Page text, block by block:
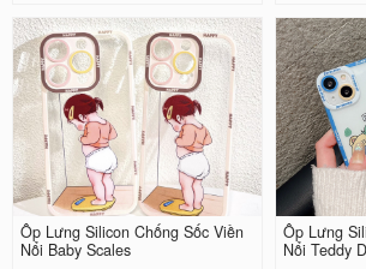
Ốp Lưng Silicon Chống Sốc Viền
Nổi Baby Scales
Ốp Lưng
Nổi Teddy